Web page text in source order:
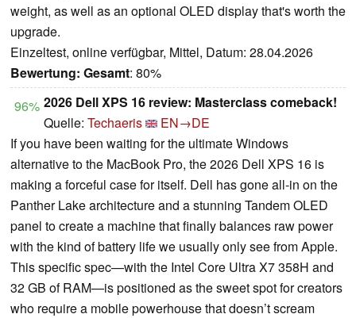
weight, as well as an optional OLED display that's worth the
upgrade.
Einzeltest, online verfügbar, Mittel, Datum: 28.04.2026
Bewertung: Gesamt: 80%
96% 2026 Dell XPS 16 review: Masterclass comeback!
Quelle: Techaeris
EN→DE
If you have been waiting for the ultimate Windows
alternative to the MacBook Pro, the 2026 Dell XPS 16 is
making a forceful case for itself. Dell has gone all-in on the
Panther Lake architecture and a stunning Tandem OLED
panel to create a machine that finally balances raw power
with the kind of battery life we usually only see from Apple.
This specific spec—with the Intel Core Ultra X7 358H and
32 GB of RAM—is positioned as the sweet spot for creators
who require a mobile powerhouse that doesn’t scream